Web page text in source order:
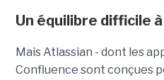
Un équilibre difficile
Mais Atlassian - dont les
Confluence sont conçues